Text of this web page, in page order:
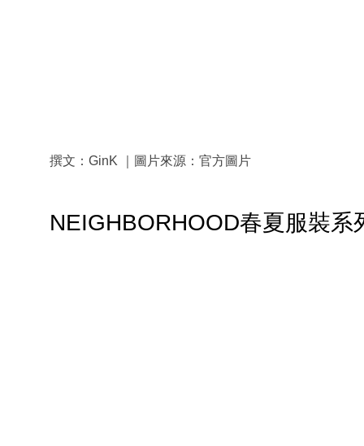
撰文：GinK ｜圖片來源：官方圖片
NEIGHBORHOOD春夏服裝系